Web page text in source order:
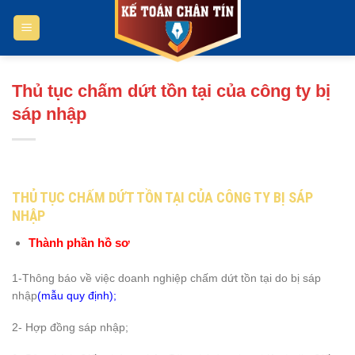
Thủ tục chấm dứt tồn tại của công ty bị
sáp nhập
THỦ TỤC CHẤM DỨT TỒN TẠI CỦA CÔNG TY BỊ SÁP
NHẬP
Thành phần hồ sơ
1-Thông báo về việc doanh nghiệp chấm dứt tồn tại do bị sáp
nhập(mẫu quy định);
2- Hợp đồng sáp nhập;